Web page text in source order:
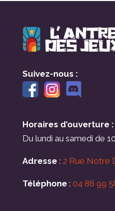
Suivez-nous :
Horaires d’ouverture :
Du lundi au samedi de
Adresse : 2 Rue Notre
Téléphone : 04 86 99